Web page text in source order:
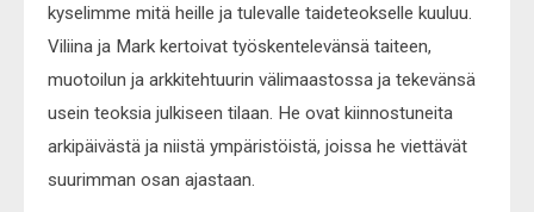
kyselimme mitä heille ja tulevalle taideteokselle kuuluu.
Viliina ja Mark kertoivat työskentelevänsä taiteen,
muotoilun ja arkkitehtuurin välimaastossa ja tekevänsä
usein teoksia julkiseen tilaan. He ovat kiinnostuneita
arkipäivästä ja niistä ympäristöistä, joissa he viettävät
suurimman osan ajastaan.